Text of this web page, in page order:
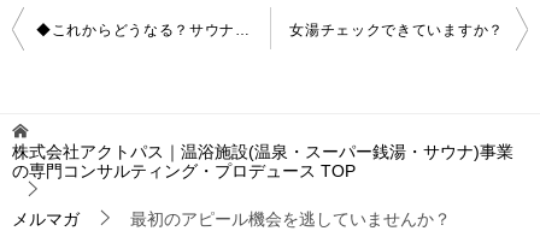
投
稿
ゲ
ー
シ
ョ
◆これからどうなる？サウナの新規開業 女湯チェックできていますか？
株式会社アクトパス｜温浴施設(温泉・スーパー銭湯・サウナ)事業
の専門コンサルティング・プロデュース TOP
メルマガ 最初のアピール機会を逃していませんか？